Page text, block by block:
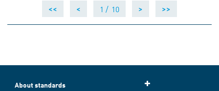
<< < 1 / 10 > >>
About standards